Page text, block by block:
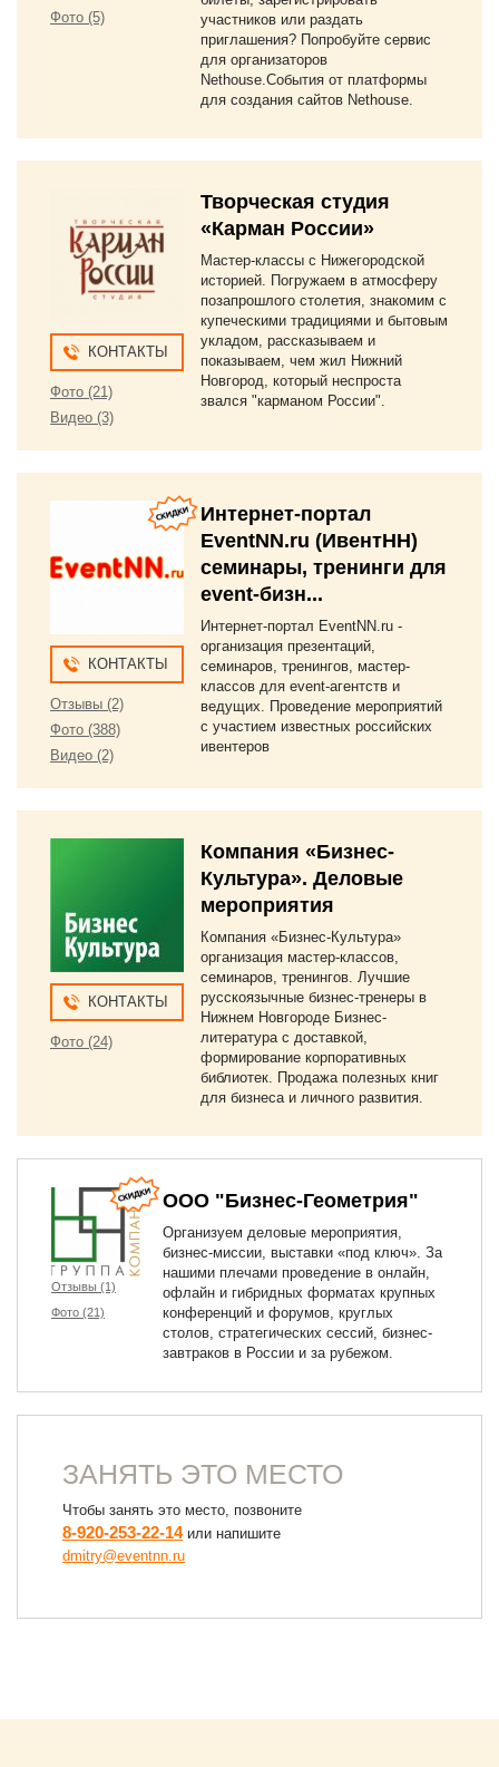
Фото (5)
участников или раздать
приглашения? Попробуйте сервис
для организаторов
Nethouse.События от платформы
для создания сайтов Nethouse.
КОНТАКТЫ
Фото (21)
Видео (3)
Творческая студия
«Карман России»
Мастер-классы с Нижегородской
историей. Погружаем в атмосферу
позапрошлого столетия, знакомим с
купеческими традициями и бытовым
укладом, рассказываем и
показываем, чем жил Нижний
Новгород, который неспроста
звался "карманом России".
КОНТАКТЫ
Отзывы (2)
Фото (388)
Видео (2)
Интернет-портал
EventNN.ru (ИвентНН)
семинары, тренинги для
event-бизн...
Интернет-портал EventNN.ru -
организация презентаций,
семинаров, тренингов, мастер-
классов для event-агентств и
ведущих. Проведение мероприятий
с участием известных российских
ивентеров
КОНТАКТЫ
Фото (24)
Компания «Бизнес-
Культура». Деловые
мероприятия
Компания «Бизнес-Культура»
организация мастер-классов,
семинаров, тренингов. Лучшие
русскоязычные бизнес-тренеры в
Нижнем Новгороде Бизнес-
литература с доставкой,
формирование корпоративных
библиотек. Продажа полезных книг
для бизнеса и личного развития.
Отзывы (1)
Фото (21)
ООО "Бизнес-Геометрия"
Организуем деловые мероприятия,
бизнес-миссии, выставки «под ключ». За
нашими плечами проведение в онлайн,
офлайн и гибридных форматах крупных
конференций и форумов, круглых
столов, стратегических сессий, бизнес-
завтраков в России и за рубежом.
ЗАНЯТЬ ЭТО МЕСТО
Чтобы занять это место, позвоните
8-920-253-22-14или напишите
dmitry@eventnn.ru